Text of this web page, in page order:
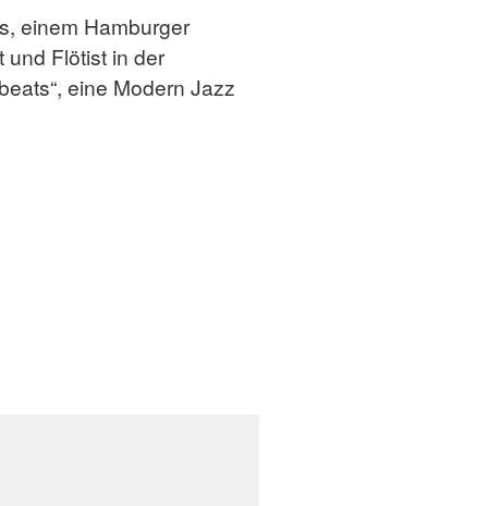
einem Hamburger
und Flötist in der
eine Modern Jazz